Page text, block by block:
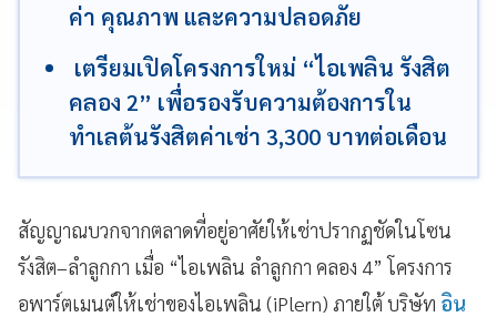
ค่า คุณภาพ และความปลอดภัย
เตรียมเปิดโครงการใหม่ “ไอเพลิน รังสิต
คลอง 2” เพื่อรองรับความต้องการใน
ทำเลต้นรังสิตค่าเช่า 3,300 บาทต่อเดือน
สัญญาณบวกจากตลาดที่อยู่อาศัยให้เช่าปรากฏชัดในโซน
รังสิต–ลำลูกกา เมื่อ “ไอเพลิน ลำลูกกา คลอง 4” โครงการ
อพาร์ตเมนต์ให้เช่าของไอเพลิน (iPlern) ภายใต้ บริษัท อิน